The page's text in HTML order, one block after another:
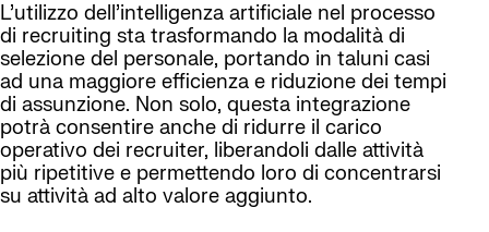
L’utilizzo dell’intelligenza artificiale nel processo
di recruiting sta trasformando la modalità di
selezione del personale, portando in taluni casi
ad una maggiore efficienza e riduzione dei tempi
di assunzione. Non solo, questa integrazione
potrà consentire anche di ridurre il carico
operativo dei recruiter, liberandoli dalle attività
più ripetitive e permettendo loro di concentrarsi
su attività ad alto valore aggiunto.